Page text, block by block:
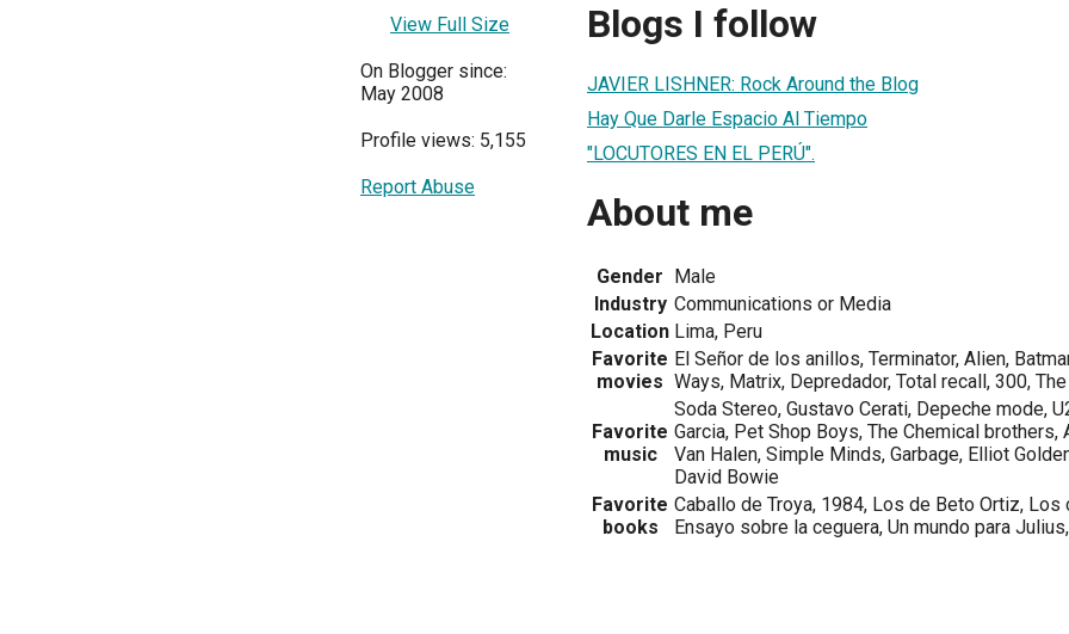
View Full Size
On Blogger since:
May 2008
Profile views: 5,155
Report Abuse
Blogs I follow
JAVIER LISHNER: Rock Around the Blog
Hay Que Darle Espacio Al Tiempo
"LOCUTORES EN EL PERÚ".
About me
Gender Male
Industry Communications or Media
Location Lima, Peru
Favorite
movies
El Señor de los anillos, Terminator, Alien,
Ways, Matrix, Depredador, Total recall, 300,
Favorite
music
Soda Stereo, Gustavo Cerati, Depeche mode,
Garcia, Pet Shop Boys, The Chemical brothers,
Van Halen, Simple Minds, Garbage, Elliot
David Bowie
Favorite
books
Caballo de Troya, 1984, Los de Beto Ortiz, Los
Ensayo sobre la ceguera, Un mundo para